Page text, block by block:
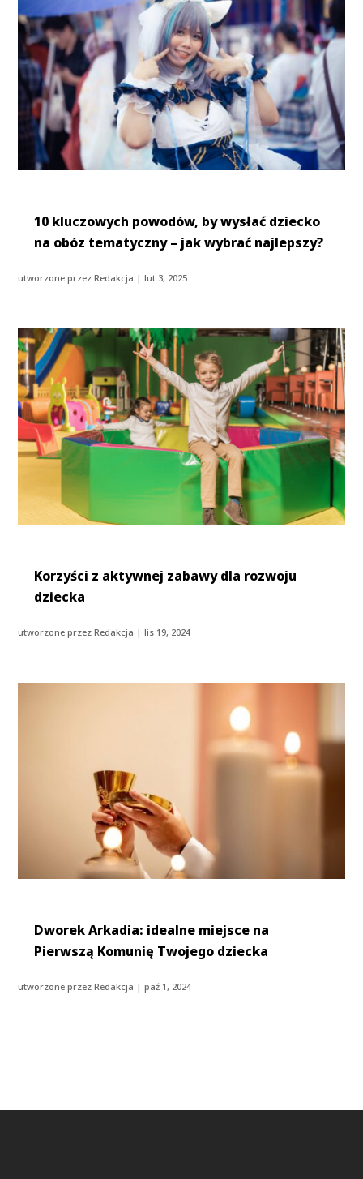
10 kluczowych powodów, by wysłać dziecko
na obóz tematyczny – jak wybrać najlepszy?
utworzone przezRedakcja |lut 3, 2025
Korzyści z aktywnej zabawy dla rozwoju
dziecka
utworzone przezRedakcja |lis 19, 2024
Dworek Arkadia: idealne miejsce na
Pierwszą Komunię Twojego dziecka
utworzone przezRedakcja |paź 1, 2024